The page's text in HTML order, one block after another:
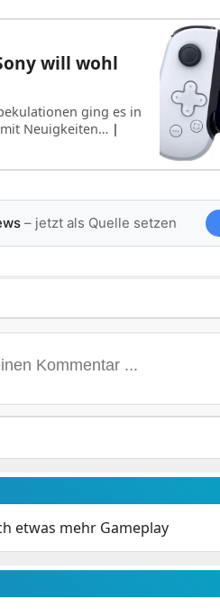
will wohl
ging es in
Neuigkeiten… |
– jetzt als Quelle setzen
etwas mehr Gameplay